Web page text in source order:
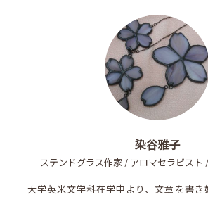
染谷雅子
ステンドグラス作家 / アロマセラピスト
大学英米文学科在学中より、文章を書き